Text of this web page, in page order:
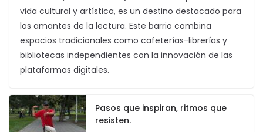
vida cultural y artística, es un destino destacado para
los amantes de la lectura. Este barrio combina
espacios tradicionales como cafeterías-librerías y
bibliotecas independientes con la innovación de las
plataformas digitales.
Pasos que inspiran, ritmos que
resisten.